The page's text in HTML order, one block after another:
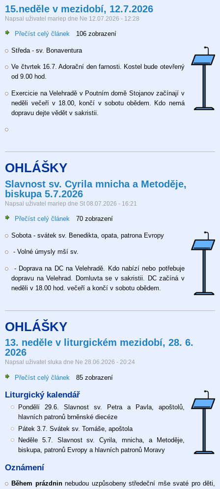
15.neděle v mezidobí, 12.7.2026
Napsal uživatel mariep dne Ne 12.07.2026 - 12:28
Přečíst celý článek
v
mezidobí,
106 zobrazení
Středa - sv. Bonaventura
Ve čtvrtek 16.7. Adorační den farnosti. Kostel bude otevřený
od 9.00 hod.
Exercicie na Velehradě v Poutním domě Stojanov začínají v
neděli večeří v 18.00, končí v sobotu obědem. Kdo nemá
dopravu dejte vědět v sakristii.
OHLÁŠKY
Slavnost sv. Cyrila mnicha a Metoděje,
biskupa 5.7.2026
Napsal uživatel mariep dne St 08.07.2026 - 16:21
Přečíst celý článek
sv.
a
Metoděje,
biskupa
70 zobrazení
Sobota - svátek sv. Benedikta, opata, patrona Evropy
- Volné úmysly mší sv.
- Doprava na DC na Velehradě. Kdo nabízí nebo potřebuje
dopravu na Velehrad. Domluvta se v sakristii. DC začíná v
neděli v 18.00 hod. večeří a končí v sobotu obědem.
OHLÁŠKY
13. neděle v liturgickém mezidobí, 28. 6.
2026
Napsal uživatel sluka dne Ne 28.06.2026 - 20:24
Přečíst celý článek
neděle
v
liturgickém
mezidobí,
6.
85 zobrazení
Liturgický kalendář
Pondělí 29.6. Slavnost sv. Petra a Pavla, apoštolů,
hlavních patronů brněnské diecéze
Pátek 3.7. Svátek sv. Tomáše, apoštola
Neděle 5.7. Slavnost sv. Cyrila, mnicha, a Metoděje,
biskupa, patronů Evropy a hlavních patronů Moravy
Oznámení
Během prázdninnebudou uzpůsobeny středeční mše svaté pro děti,